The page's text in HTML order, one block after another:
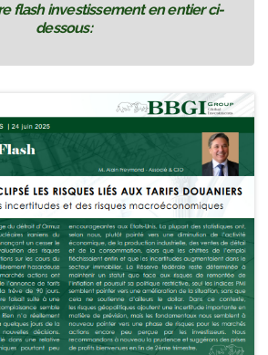
flash investissement en entier ci-
dessous: